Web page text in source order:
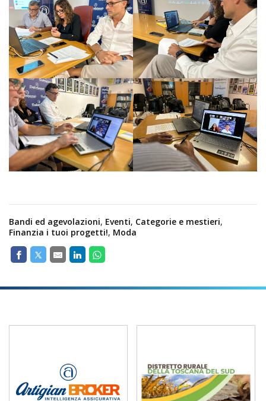
Bandi ed agevolazioni, Eventi, Categorie e mestieri,
Finanzia i tuoi progetti!, Moda